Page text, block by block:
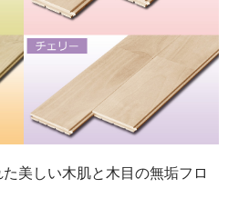
美しい木肌と木目の無垢フロ